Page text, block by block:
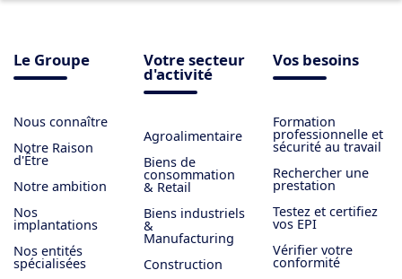
Le Groupe
Nous connaître
Notre Raison
d'Être
Notre ambition
Nos
implantations
Nos entités
spécialisées
Votre secteur
d'activité
Agroalimentaire
Biens de
consommation
& Retail
Biens industriels
&
Manufacturing
Construction
Vos besoins
Formation
professionnelle et
sécurité au travail
Rechercher une
prestation
Testez et certifiez
vos EPI
Vérifier votre
conformité